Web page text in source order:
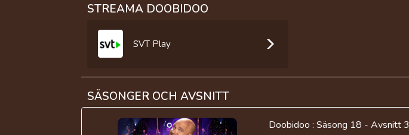
STREAMA DOOBIDOO
SVT Play
SÄSONGER OCH AVSNITT
Doobidoo : Säsong 18 - Avsnitt 3